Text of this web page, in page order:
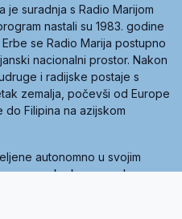
je suradnja s Radio Marijom
nastali su 1983. godine
se Radio Marija postupno
nacionalni prostor. Nakon
i radijske postaje s
zemalja, počevši od Europe
Filipina na azijskom
autonomno u svojim
preko krovne udruge
Marije (World Family of
je sedam članica, među